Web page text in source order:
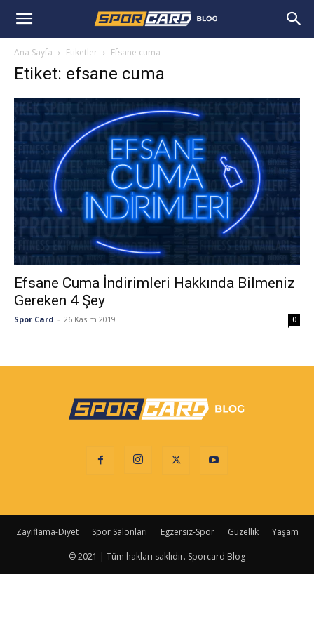
Ana Sayfa Etiketler Efsane cuma
Etiket: efsane cuma
Efsane Cuma İndirimleri Hakkında Bilmeniz
Gereken 4 Şey
Spor Card - 26 Kasım 2019 0
Zayıflama-Diyet Spor Salonları Egzersiz-Spor Güzellik Yaşam
© 2021 | Tüm hakları saklıdır. Sporcard Blog